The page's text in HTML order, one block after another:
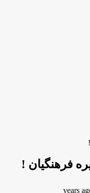
فرهنگیان !